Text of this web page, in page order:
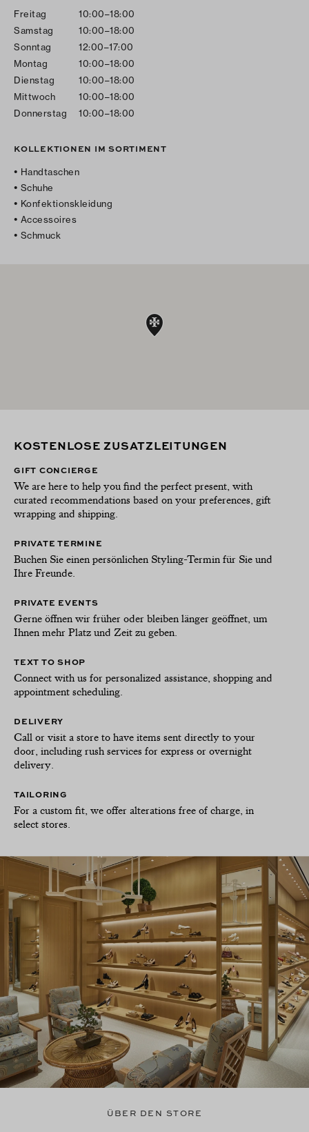
Freitag
10:00–18:00
Samstag
10:00–18:00
Sonntag
12:00–17:00
Montag
10:00–18:00
Dienstag
10:00–18:00
Mittwoch
10:00–18:00
Donnerstag
10:00–18:00
KOLLEKTIONEN IM SORTIMENT
Handtaschen
Schuhe
Konfektionskleidung
Accessoires
Schmuck
KOSTENLOSE ZUSATZLEITUNGEN
GIFT CONCIERGE
We are here to help you find the perfect present, with
curated recommendations based on your preferences, gift
wrapping and shipping.
PRIVATE TERMINE
Buchen Sie einen persönlichen Styling-Termin für Sie und
Ihre Freunde.
PRIVATE EVENTS
Gerne öffnen wir früher oder bleiben länger geöffnet, um
Ihnen mehr Platz und Zeit zu geben.
TEXT TO SHOP
Connect with us for personalized assistance, shopping and
appointment scheduling.
DELIVERY
Call or visit a store to have items sent directly to your
door, including rush services for express or overnight
delivery.
TAILORING
For a custom fit, we offer alterations free of charge, in
select stores.
ÜBER DEN STORE